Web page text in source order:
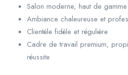
Salon moderne, haut de
Ambiance chaleureuse et
Clientèle fidèle et régulière
Cadre de travail premium,
réussite